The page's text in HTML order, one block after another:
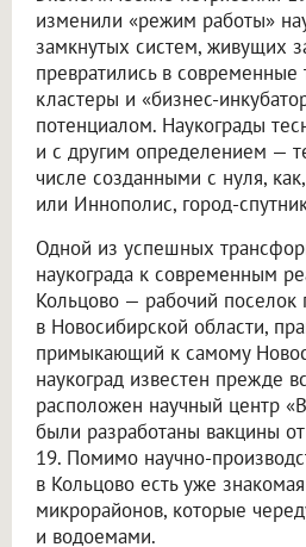
изменили «режим работы»
замкнутых систем, живущих
превратились в современные
кластеры и «бизнес-
потенциалом. Наукограды
и с другим определением —
числе созданными с нуля,
или Иннополис, город-
Одной из успешных
наукограда к современным
Кольцово — рабочий поселок
в Новосибирской области,
примыкающий к самому
наукоград известен прежде
расположен научный центр
были разработаны вакцины
19. Помимо научно-
в Кольцово есть уже
микрорайонов, которые
и водоемами.